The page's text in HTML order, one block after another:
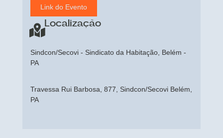
Link do Evento
Localização
Sindcon/Secovi - Sindicato da Habitação, Belém -
PA
Travessa Rui Barbosa, 877, Sindcon/Secovi Belém,
PA